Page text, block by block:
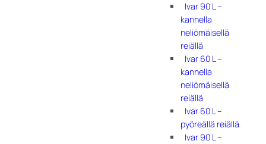
Ivar 90 L –
kannella
neliömäisellä
reiällä
Ivar 60 L –
kannella
neliömäisellä
reiällä
Ivar 60 L –
pyöreällä reiällä
Ivar 90 L –